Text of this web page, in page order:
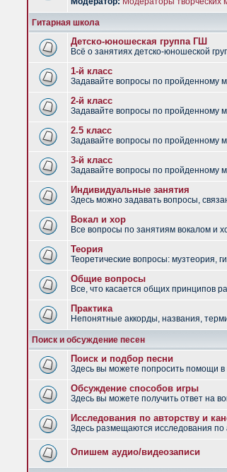
Гитарная школа
Детско-юношеская группа ГШ
Всё о занятиях детско-юношеской
1-й класс
Задавайте вопросы по пройденному
2-й класс
Задавайте вопросы по пройденному
2.5 класс
Задавайте вопросы по пройденному
3-й класс
Задавайте вопросы по пройденному
Индивидуальные занятия
Здесь можно задавать вопросы,
Вокал и хор
Все вопросы по занятиям вокалом и
Теория
Теоретические вопросы: музтеория,
Общие вопросы
Все, что касается общих принципов
Практика
Непонятные аккорды, названия,
Поиск и обсуждение песен
Поиск и подбор песни
Здесь вы можете попросить помощи в
Обсуждение способов игры
Здесь вы можете получить ответ на
Исследования по авторству и
Здесь размещаются исследования по
Опишем аудио/видеозаписи